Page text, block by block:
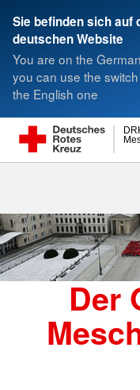
Sie befinden sich auf
deutschen Website
You are on the
you can use the
the English one
Suche
Der